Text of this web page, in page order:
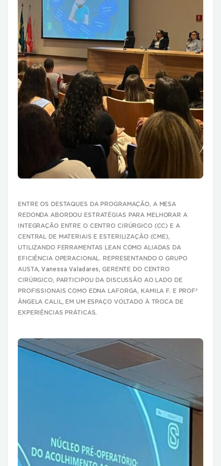
ENTRE OS DESTAQUES DA PROGRAMAÇÃO, A MESA
REDONDA ABORDOU ESTRATÉGIAS PARA MELHORAR A
INTEGRAÇÃO ENTRE O CENTRO CIRÚRGICO (CC) E A
CENTRAL DE MATERIAIS E ESTERILIZAÇÃO (CME),
UTILIZANDO FERRAMENTAS LEAN COMO ALIADAS DA
EFICIÊNCIA OPERACIONAL. REPRESENTANDO O GRUPO
AUSTA,Vanessa Valadares, GERENTE DO CENTRO
CIRÚRGICO, PARTICIPOU DA DISCUSSÃO AO LADO DE
PROFISSIONAIS COMO EDNA LAFORGA, KAMILA F. E PROFª
ÂNGELA CALIL, EM UM ESPAÇO VOLTADO À TROCA DE
EXPERIÊNCIAS PRÁTICAS.